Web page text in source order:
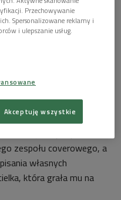
Roger Fakhr dorastał na
zespołu coverowego, a
własnych
która grała mu na
Przechowywanie
Spersonalizowane reklamy i
i ulepszanie usług.
Akceptuję wszystkie